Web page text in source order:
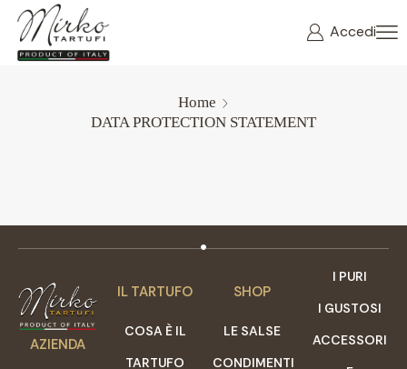
Accedi
Home
DATA PROTECTION STATEMENT
AZIENDA
IL TARTUFO
COSA È IL
TARTUFO
SHOP
LE SALSE
CONDIMENTI
I PURI
I GUSTOSI
ACCESSORI